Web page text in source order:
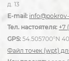
д. 13
E-mail:
Тел. настоятеля: +7
GPS: 54.505700°N
Файл точек (wpt)